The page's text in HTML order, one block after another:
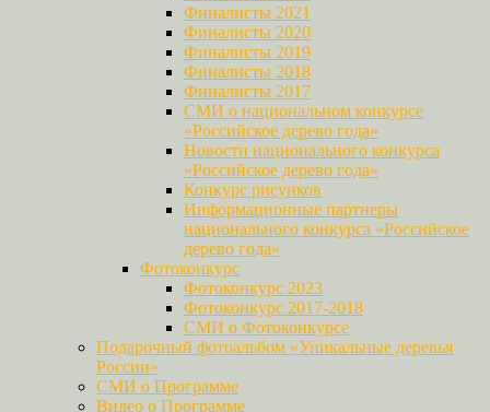
Финалисты 2021
Финалисты 2020
Финалисты 2019
Финалисты 2018
Финалисты 2017
СМИ о национальном конкурсе
«Российское дерево года»
Новости национального конкурса
«Российское дерево года»
Конкурс рисунков
Информационные партнеры
национального конкурса «Российское
дерево года»
Фотоконкурс
Фотоконкурс 2023
Фотоконкурс 2017-2018
СМИ о Фотоконкурсе
Подарочный фотоальбом «Уникальные деревья
России»
СМИ о Программе
Видео о Программе